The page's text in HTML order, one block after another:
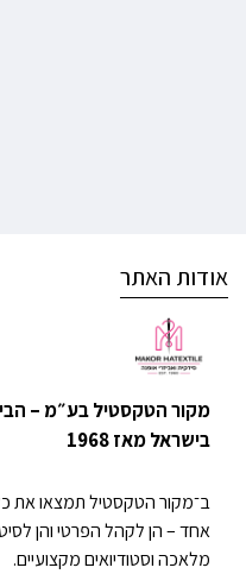
אודות האתר
מקור הטקסטיל בע״מ –
בישראל מאז 1968
ב־מקור הטקסטיל תמצאו את
אחד – הן לקהל הפרטי והן
מלאכה וסטודיואים מקצועיים.